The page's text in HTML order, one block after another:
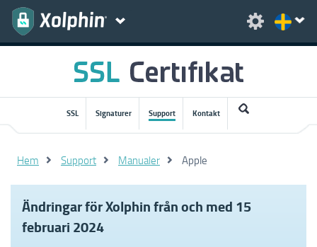
SSL Signaturer Support Kontakt
Hem Support Manualer Apple
Ändringar för Xolphin från och med 15
februari 2024